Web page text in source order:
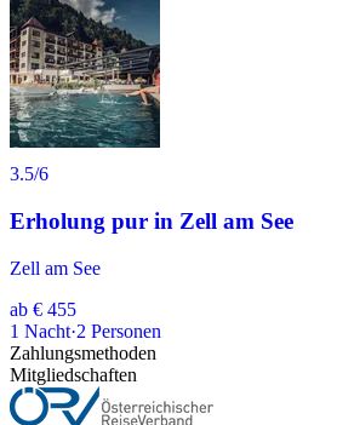
3.5/6
Erholung pur in Zell am See
Zell am See
ab € 455
1 Nacht·2 Personen
Zahlungsmethoden
Mitgliedschaften